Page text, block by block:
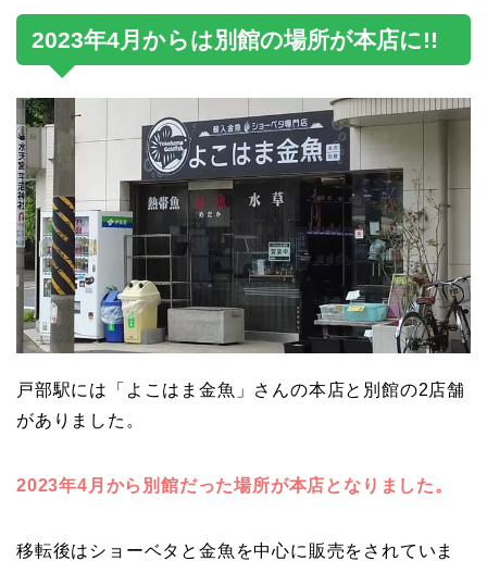
2023年4月からは別館の場所が本店に!!
戸部駅には「よこはま金魚」さんの本店と別館の2店舗
がありました。
2023年4月から別館だった場所が本店となりました。
移転後はショーベタと金魚を中心に販売をされていま